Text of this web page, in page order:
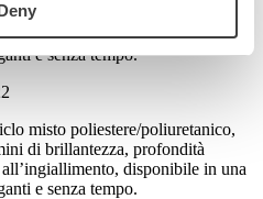
di brillantezza, profondità
all’ingiallimento, disponibile in una
e senza tempo.
misto poliestere/poliuretanico,
di brillantezza, profondità
disponibile in una
e senza tempo.